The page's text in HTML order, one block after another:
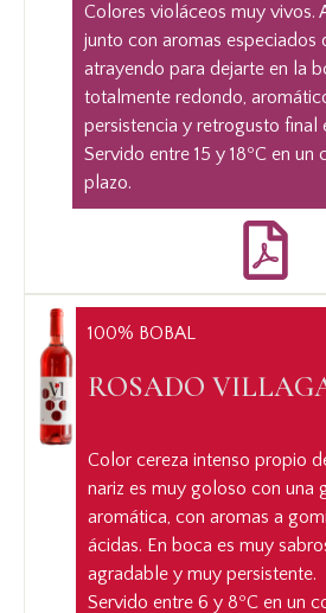
Colores violáceos muy vivos.
junto con aromas especiados
atrayendo para dejarte en la
totalmente redondo,
persistencia y retrogusto final
Servido entre 15 y 18ºC en un
plazo.
100% BOBAL
ROSADO
Color cereza intenso propio
nariz es muy goloso con una
aromática, con aromas a
ácidas. En boca es muy
agradable y muy persistente.
Servido entre 6 y 8ºC en un
Colores violáceos muy vivos.
con aromas especiados que te
dejarte en la boca un vino
aromático y con una gran
final en el paladar.
Servido entre 15 y 18ºC en un
plazo.
ROSADO
Color cereza intenso propio de
es muy goloso con una gran
con aromas a gominola y
muy sabroso con una entrada
persistente.